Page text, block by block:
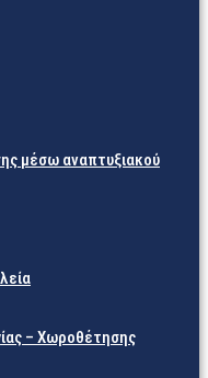
μέσω αναπτυξιακού
– Χωροθέτησης